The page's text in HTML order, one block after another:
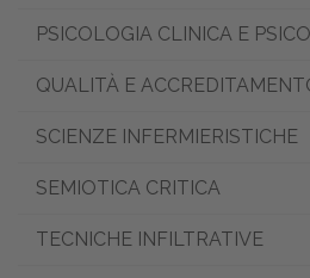
PSICOLOGIA CLINICA E
QUALITÀ E
SCIENZE INFERMIERISTICHE
SEMIOTICA CRITICA
TECNICHE INFILTRATIVE